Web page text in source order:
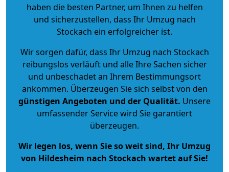
haben die besten Partner, um Ihnen zu helfen
und sicherzustellen, dass Ihr Umzug nach
Stockach ein erfolgreicher ist.
Wir sorgen dafür, dass Ihr Umzug nach Stockach
reibungslos verläuft und alle Ihre Sachen sicher
und unbeschadet an Ihrem Bestimmungsort
ankommen. Überzeugen Sie sich selbst von den
günstigen Angeboten und der Qualität. Unsere
umfassender Service wird Sie garantiert
überzeugen.
Wir legen los, wenn Sie so weit sind, Ihr Umzug
von Hildesheim nach Stockach wartet auf Sie!